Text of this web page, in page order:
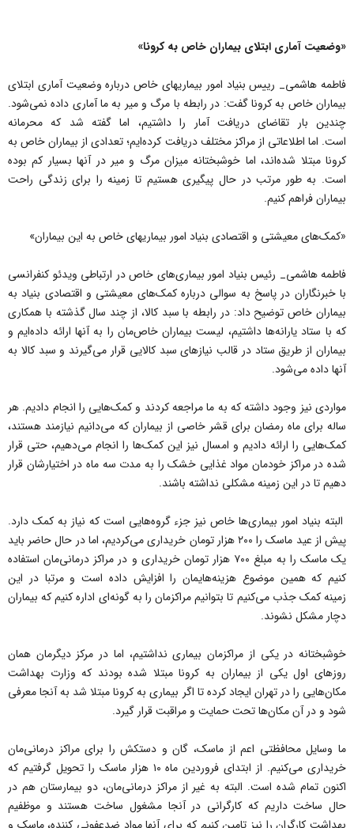
«وضعیت آماری ابتلای بیماران خاص به کرونا»
فاطمه هاشمی_ رییس بنیاد امور بیماریهای خاص درباره وضعیت آماری ابتلای
بیماران خاص به کرونا گفت: در رابطه با مرگ و میر به ما آماری داده نمی‌شود.
چندین بار تقاضای دریافت آمار را داشتیم، اما گفته شد که محرمانه
است. اما اطلاعاتی از مراکز مختلف دریافت کرده‌ایم؛ تعدادی از بیماران خاص به
کرونا مبتلا شده‌اند، اما خوشبختانه میزان مرگ و میر در آنها بسیار کم بوده
است. به طور مرتب در حال پیگیری هستیم تا زمینه را برای زندگی راحت
بیماران فراهم کنیم.
«کمک‌های معیشتی و اقتصادی بنیاد امور بیماریهای خاص به این بیماران»
فاطمه هاشمی_ رئیس بنیاد امور بیماری‌های خاص در ارتباطی ویدئو کنفرانسی
با خبرنگاران در پاسخ به سوالی درباره کمک‌های معیشتی و اقتصادی بنیاد به
بیماران خاص توضیح داد: در رابطه با سبد کالا، از چند سال گذشته با همکاری
که با ستاد یارانه‌ها داشتیم، لیست بیماران خاص‌مان را به آنها ارائه داده‌ایم و
بیماران از طریق ستاد در قالب نیازهای سبد کالایی قرار می‌گیرند و سبد کالا به
آنها داده می‌شود.
مواردی نیز وجود داشته که به ما مراجعه کردند و کمک‌هایی را انجام دادیم. هر
ساله برای ماه رمضان برای قشر خاصی از بیماران که می‌دانیم نیازمند هستند،
کمک‌هایی را ارائه دادیم و امسال نیز این کمک‌ها را انجام می‌دهیم، حتی قرار
شده در مراکز خودمان مواد غذایی خشک را به مدت سه ماه در اختیارشان قرار
دهیم تا در این زمینه مشکلی نداشته باشند.
البته بنیاد امور بیماری‌ها خاص نیز جزء گروه‌هایی است که نیاز به کمک دارد.
پیش از عید ماسک را ۲۰۰ هزار تومان خریداری می‌کردیم، اما در حال حاضر باید
یک ماسک را به مبلغ ۷۰۰ هزار تومان خریداری و در مراکز درمانی‌مان استفاده
کنیم که همین موضوع هزینه‌هایمان را افزایش داده است و مرتبا در این
زمینه کمک جذب می‌کنیم تا بتوانیم مراکزمان را به گونه‌ای اداره کنیم که بیماران
دچار مشکل نشوند.
خوشبختانه در یکی از مراکزمان بیماری نداشتیم، اما در مرکز دیگرمان همان
روزهای اول یکی از بیماران به کرونا مبتلا شده بودند که وزارت بهداشت
مکان‌هایی را در تهران ایجاد کرده تا اگر بیماری به کرونا مبتلا شد به آنجا معرفی
شود و در آن مکان‌ها تحت حمایت و مراقبت قرار گیرد.
ما وسایل محافظتی اعم از ماسک، گان و دستکش را برای مراکز درمانی‌مان
خریداری می‌کنیم. از ابتدای فروردین ماه ۱۰ هزار ماسک را تحویل گرفتیم که
اکنون تمام شده است. البته به غیر از مراکز درمانی‌مان، دو بیمارستان هم در
حال ساخت داریم که کارگرانی در آنجا مشغول ساخت هستند و موظفیم